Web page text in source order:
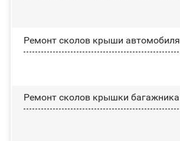
Ремонт сколов крыши автомобиля
Ремонт сколов крышки багажника